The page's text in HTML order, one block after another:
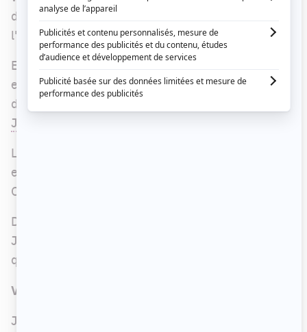
devront décider d'exclure deux candidats de
l'aventure, une femme et un homme.
En ce sens, il est facile de comprendre que ceux
et celles qui n'ont pas encore trouvé d'affinités
dans le jeu seront ciblés, qu'on pense à
Judith
La décision ne sera pas facile à prendre pour les
enfants, qui créeront assurément de la déception.
On peut s'attendre à des larmes des deux côtés...
Dans un extrait dévoilé en primeur, on peut voir
Judith vivre de grandes émotions en abordant la
question du poids avec Isabelle.
Voyez l'extrait ci-dessous.
Judith estime tristement qu'elle n'a pas attiré